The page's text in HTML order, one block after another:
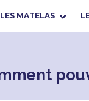
LES MATELAS